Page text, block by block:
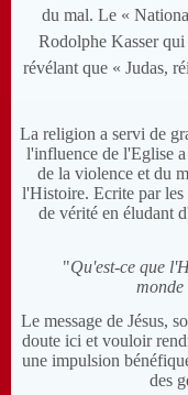
du mal. Le «
Rodolphe Kasser qui
révélant que « Judas,
La religion a servi de
l'influence de l'Eglise
de la violence et du
l'Histoire. Ecrite par les
de vérité en éludant
"Qu'est-ce que
monde
Le message de Jésus,
doute ici et vouloir
une impulsion
des